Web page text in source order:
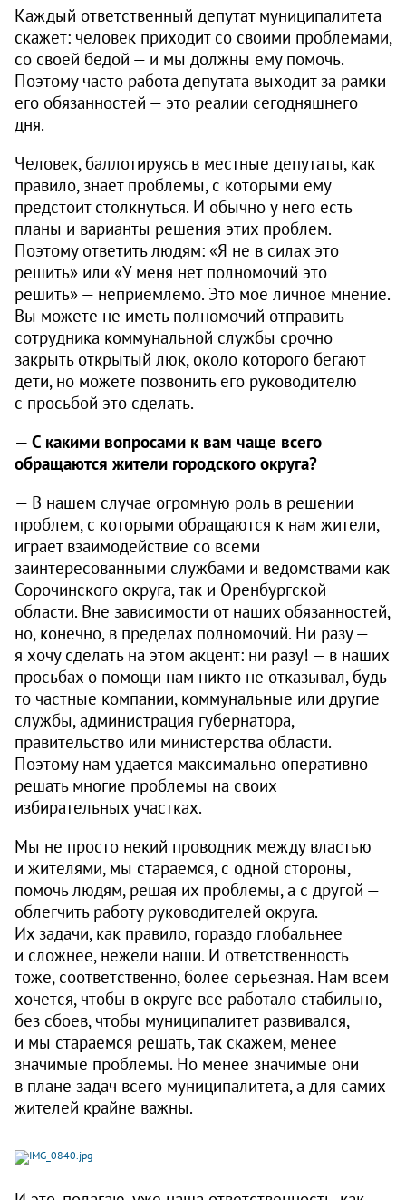
Каждый ответственный депутат муниципалитета
скажет: человек приходит со своими проблемами,
со своей бедой — и мы должны ему помочь.
Поэтому часто работа депутата выходит за рамки
его обязанностей — это реалии сегодняшнего
дня.
Человек, баллотируясь в местные депутаты, как
правило, знает проблемы, с которыми ему
предстоит столкнуться. И обычно у него есть
планы и варианты решения этих проблем.
Поэтому ответить людям: «Я не в силах это
решить» или «У меня нет полномочий это
решить» — неприемлемо. Это мое личное мнение.
Вы можете не иметь полномочий отправить
сотрудника коммунальной службы срочно
закрыть открытый люк, около которого бегают
дети, но можете позвонить его руководителю
с просьбой это сделать.
— С какими вопросами к вам чаще всего
обращаются жители городского округа?
— В нашем случае огромную роль в решении
проблем, с которыми обращаются к нам жители,
играет взаимодействие со всеми
заинтересованными службами и ведомствами как
Сорочинского округа, так и Оренбургской
области. Вне зависимости от наших обязанностей,
но, конечно, в пределах полномочий. Ни разу —
я хочу сделать на этом акцент: ни разу! — в наших
просьбах о помощи нам никто не отказывал, будь
то частные компании, коммунальные или другие
службы, администрация губернатора,
правительство или министерства области.
Поэтому нам удается максимально оперативно
решать многие проблемы на своих
избирательных участках.
Мы не просто некий проводник между властью
и жителями, мы стараемся, с одной стороны,
помочь людям, решая их проблемы, а с другой —
облегчить работу руководителей округа.
Их задачи, как правило, гораздо глобальнее
и сложнее, нежели наши. И ответственность
тоже, соответственно, более серьезная. Нам всем
хочется, чтобы в округе все работало стабильно,
без сбоев, чтобы муниципалитет развивался,
и мы стараемся решать, так скажем, менее
значимые проблемы. Но менее значимые они
в плане задач всего муниципалитета, а для самих
жителей крайне важны.